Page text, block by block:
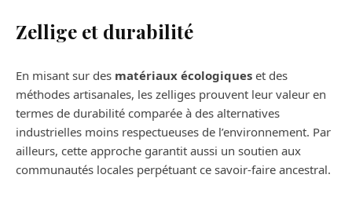
Zellige et durabilité
En misant sur des matériaux écologiques et des
méthodes artisanales, les zelliges prouvent leur valeur en
termes de durabilité comparée à des alternatives
industrielles moins respectueuses de l’environnement. Par
ailleurs, cette approche garantit aussi un soutien aux
communautés locales perpétuant ce savoir-faire ancestral.